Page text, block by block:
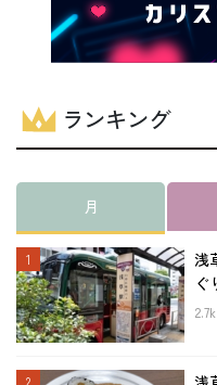
ランキング
月
浅
ぐ